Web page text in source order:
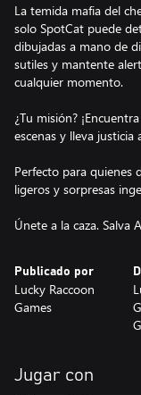
La temida mafia del
solo SpotCat puede
dibujadas a mano de
sutiles y mantente
cualquier momento.
¿Tu misión?
escenas y lleva justicia
Perfecto para quienes
ligeros y sorpresas
Únete a la caza. Salva
Publicado por
Lucky Raccoon
Games
Jugar con